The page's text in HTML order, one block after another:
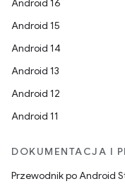
Android 16
Android 15
Android 14
Android 13
Android 12
Android 11
DOKUMENTACJA I
Przewodnik po Android